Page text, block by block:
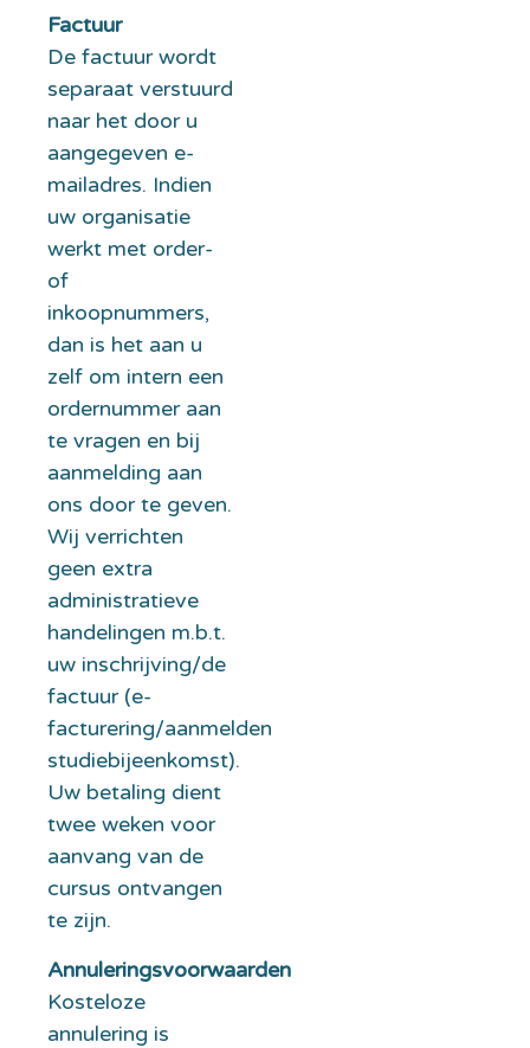
Factuur
De factuur wordt
separaat verstuurd
naar het door u
aangegeven e-
mailadres. Indien
uw organisatie
werkt met order-
of
inkoopnummers,
dan is het aan u
zelf om intern een
ordernummer aan
te vragen en bij
aanmelding aan
ons door te geven.
Wij verrichten
geen extra
administratieve
handelingen m.b.t.
uw inschrijving/de
factuur (e-
facturering/aanmelden
studiebijeenkomst).
Uw betaling dient
twee weken voor
aanvang van de
cursus ontvangen
te zijn.
Annuleringsvoorwaarden
Kosteloze
annulering is